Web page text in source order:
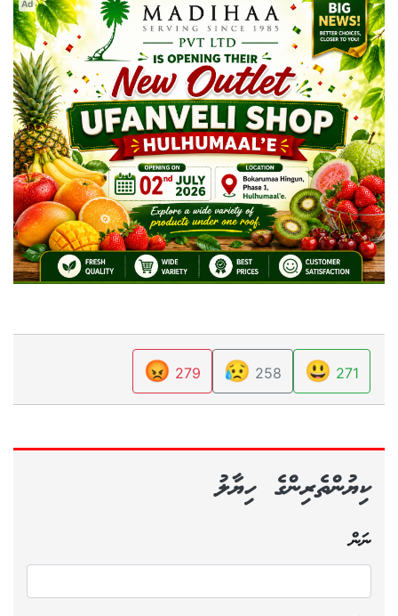
Ad
271
😃
258
😥
279
😡
ކިޔުންތެރިންގެ ހިޔާލު
ނަން